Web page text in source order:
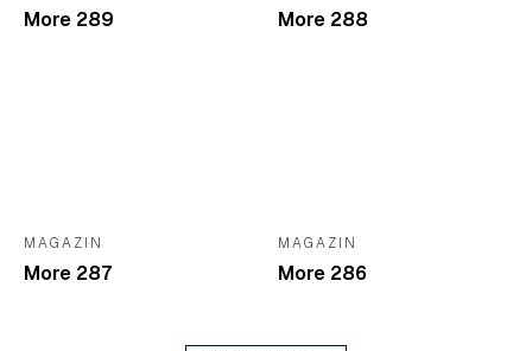
More 289 More 288
MAGAZIN
More 287
MAGAZIN
More 286